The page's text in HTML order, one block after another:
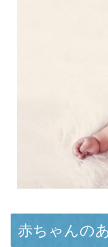
赤ちゃんの